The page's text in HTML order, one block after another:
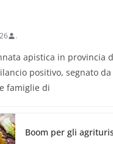
.
apistica in provincia
positivo, segnato
famiglie di
Boom per gli